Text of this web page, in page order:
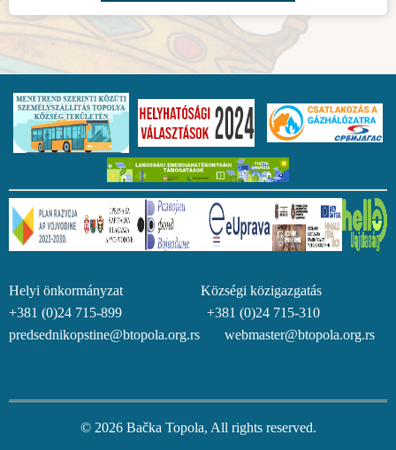
Helyi önkormányzat Községi közigazgatás
+381 (0)24 715-899 +381 (0)24 715-310
predsednikopstine@btopola.org.rs webmaster@btopola.org.rs
© 2026 Bačka Topola, All rights reserved.